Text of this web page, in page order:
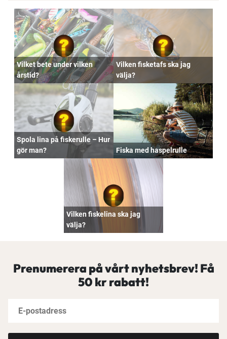
Vilket bete under vilken
årstid?
Vilken fisketafs ska jag
välja?
Spola lina på fiskerulle – Hur
gör man?
Fiska med haspelrulle
Vilken fiskelina ska jag
välja?
Prenumerera på vårt nyhetsbrev! Få
50 kr rabatt!